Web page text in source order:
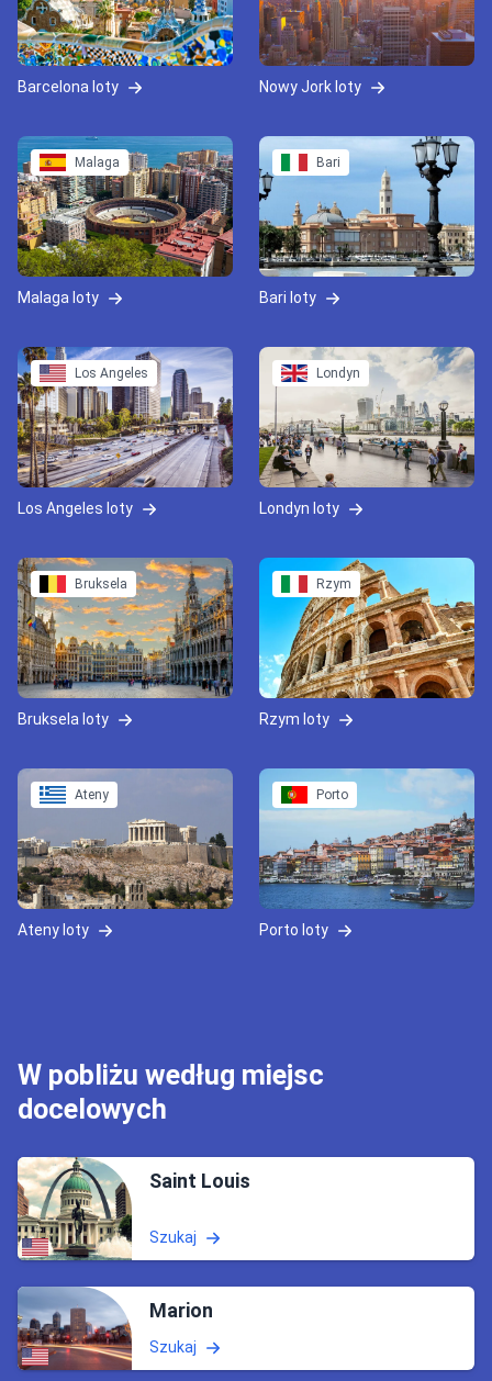
Barcelona loty Nowy Jork loty
Malaga
Malaga loty
Bari
Bari loty
Los Angeles
Los Angeles loty
Londyn
Londyn loty
Bruksela
Bruksela loty
Rzym
Rzym loty
Ateny
Ateny loty
Porto
Porto loty
W pobliżu według miejsc
docelowych
Saint Louis
Szukaj
Marion
Szukaj